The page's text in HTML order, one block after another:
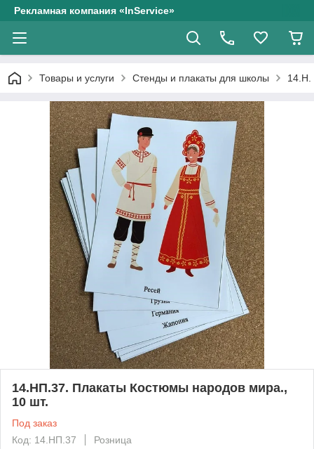
Рекламная компания «InService»
Товары и услуги Стенды и плакаты для школы 14.Н.
14.НП.37. Плакаты Костюмы народов мира.,
10 шт.
Под заказ
Код: 14.НП.37
Розница